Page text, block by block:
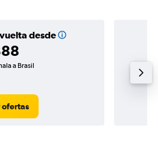
desde
a Brasil
ofertas